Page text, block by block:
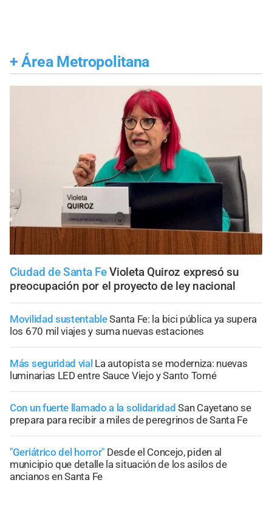
+ Área Metropolitana
Ciudad de Santa Fe Violeta Quiroz expresó su
preocupación por el proyecto de ley nacional
Movilidad sustentableSanta Fe: la bici pública ya supera
los 670 mil viajes y suma nuevas estaciones
Más seguridad vial La autopista se moderniza: nuevas
luminarias LED entre Sauce Viejo y Santo Tomé
Con un fuerte llamado a la solidaridad San Cayetano se
prepara para recibir a miles de peregrinos de Santa Fe
"Geriátrico del horror" Desde el Concejo, piden al
municipio que detalle la situación de los asilos de
ancianos en Santa Fe